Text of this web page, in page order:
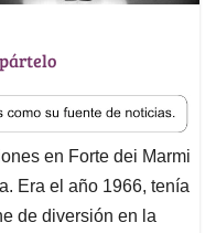
en Forte dei Marmi
Era el año 1966, tenía
de diversión en la